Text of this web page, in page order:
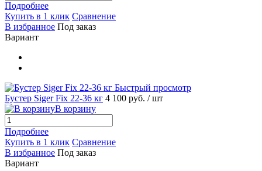
Подробнее
Купить в 1 клик Сравнение
В избранное Под заказ
Вариант
Быстрый просмотр
Бустер Siger Fix 22-36 кг 4 100 руб. / шт
В корзину
Подробнее
Купить в 1 клик Сравнение
В избранное Под заказ
Вариант